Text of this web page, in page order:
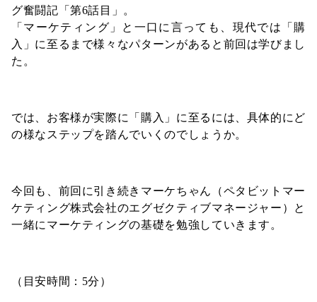
グ奮闘記「第6話目」。
「マーケティング」と一口に言っても、現代では「購
入」に至るまで様々なパターンがあると前回は学びまし
た。
では、お客様が実際に「購入」に至るには、具体的にど
の様なステップを踏んでいくのでしょうか。
今回も、前回に引き続きマーケちゃん（ペタビットマー
ケティング株式会社のエグゼクティブマネージャー）と
一緒にマーケティングの基礎を勉強していきます。
（目安時間：5分）